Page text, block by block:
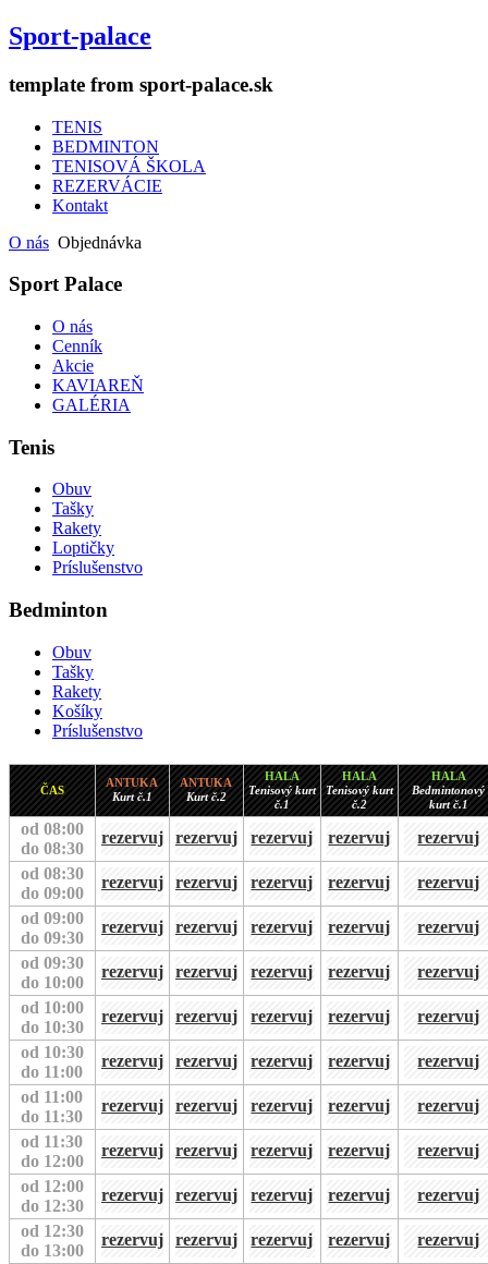
Sport-palace
template from sport-palace.sk
TENIS
BEDMINTON
TENISOVÁ ŠKOLA
REZERVÁCIE
Kontakt
O nás Objednávka
Sport Palace
O nás
Cenník
Akcie
KAVIAREŇ
GALÉRIA
Tenis
Obuv
Tašky
Rakety
Loptičky
Príslušenstvo
Bedminton
Obuv
Tašky
Rakety
Košíky
Príslušenstvo
ČAS
ANTUKA
Kurt č.1
ANTUKA
Kurt č.2
HALA
Tenisový kurt
č.1
HALA
Tenisový kurt
č.2
HALA
Bedmintonový
kurt č.1
od 08:00
do 08:30
rezervuj rezervuj rezervuj rezervuj
rezervuj
od 08:30
do 09:00
rezervuj rezervuj rezervuj rezervuj
rezervuj
od 09:00
do 09:30
rezervuj rezervuj rezervuj rezervuj
rezervuj
od 09:30
do 10:00
rezervuj rezervuj rezervuj rezervuj
rezervuj
od 10:00
do 10:30
rezervuj rezervuj rezervuj rezervuj
rezervuj
od 10:30
do 11:00
rezervuj rezervuj rezervuj rezervuj
rezervuj
od 11:00
do 11:30
rezervuj rezervuj rezervuj rezervuj
rezervuj
od 11:30
do 12:00
rezervuj rezervuj rezervuj rezervuj
rezervuj
od 12:00
do 12:30
rezervuj rezervuj rezervuj rezervuj
rezervuj
od 12:30
do 13:00
rezervuj rezervuj rezervuj rezervuj
rezervuj